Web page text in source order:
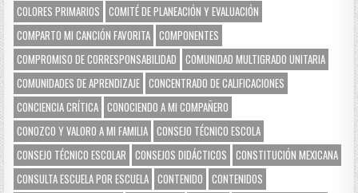
COLORES PRIMARIOS
COMITÉ DE PLANEACIÓN Y EVALUACIÓN
COMPARTO MI CANCIÓN FAVORITA COMPONENTES
COMPROMISO DE CORRESPONSABILIDAD
COMUNIDAD MULTIGRADO UNITARIA
COMUNIDADES DE APRENDIZAJE CONCENTRADO DE CALIFICACIONES
CONCIENCIA CRÍTICA CONOCIENDO A MI COMPAÑERO
CONOZCO Y VALORO A MI FAMILIA CONSEJO TÉCNICO ESCOLA
CONSEJO TÉCNICO ESCOLAR
CONSEJOS DIDÁCTICOS
CONSTITUCIÓN MEXICANA
CONSULTA ESCUELA POR ESCUELA CONTENIDO
CONTENIDOS